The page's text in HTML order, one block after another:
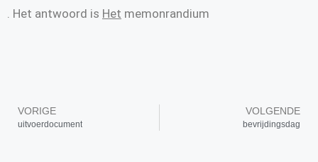
. Het antwoord is Het memonrandium
VORIGE
uitvoerdocument
VOLGENDE
bevrijdingsdag